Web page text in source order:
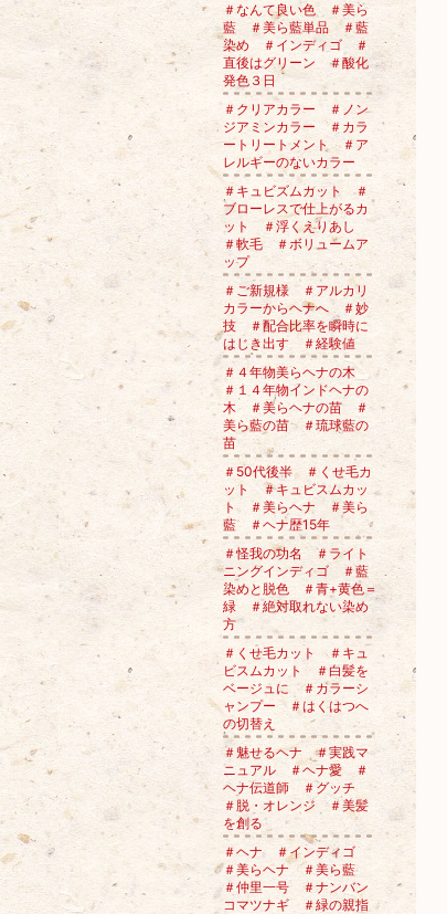
＃なんて良い色 ＃美ら
藍 ＃美ら藍単品 ＃藍
染め ＃インディゴ ＃
直後はグリーン ＃酸化
発色３日
＃クリアカラー ＃ノン
ジアミンカラー ＃カラ
ートリートメント ＃ア
レルギーのないカラー
＃キュビズムカット ＃
ブローレスで仕上がるカ
ット ＃浮くえりあし
＃軟毛 ＃ボリュームア
ップ
＃ご新規様 ＃アルカリ
カラーからヘナへ ＃妙
技 ＃配合比率を瞬時に
はじき出す ＃経験値
＃４年物美らヘナの木
＃１４年物インドヘナの
木 ＃美らヘナの苗 ＃
美ら藍の苗 ＃琉球藍の
苗
＃50代後半 ＃くせ毛カ
ット ＃キュビスムカッ
ト ＃美らヘナ ＃美ら
藍 ＃ヘナ歴15年
＃怪我の功名 ＃ライト
ニングインディゴ ＃藍
染めと脱色 ＃青+黄色＝
緑 ＃絶対取れない染め
方
＃くせ毛カット ＃キュ
ビスムカット ＃白髪を
ベージュに ＃カラーシ
ャンプー ＃はくはつへ
の切替え
＃魅せるヘナ ＃実践マ
ニュアル ＃ヘナ愛 ＃
ヘナ伝道師 ＃グッチ
＃脱・オレンジ ＃美髪
を創る
＃ヘナ ＃インディゴ
＃美らヘナ ＃美ら藍
＃仲里一号 ＃ナンバン
コマツナギ ＃緑の親指